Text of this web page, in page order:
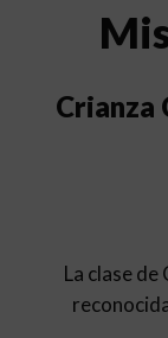
Crianza
La clase